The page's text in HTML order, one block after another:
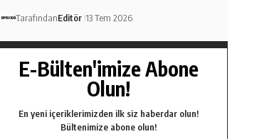
TarafındanEditör 13 Tem 2026
E-Bülten'imize Abone
Olun!
En yeni içeriklerimizden ilk siz haberdar olun!
Bültenimize abone olun!